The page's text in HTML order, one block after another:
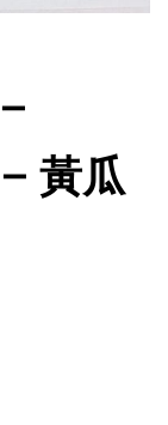
黃瓜